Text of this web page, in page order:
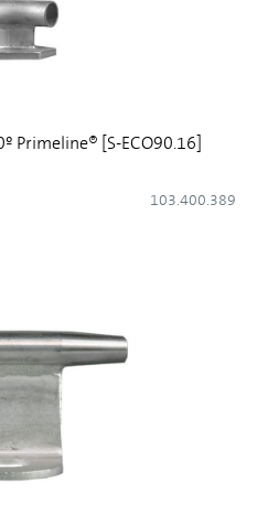
Primeline® [S-ECO90.16]
103.400.389